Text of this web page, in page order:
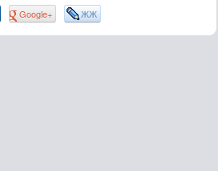
Google+ ЖЖ